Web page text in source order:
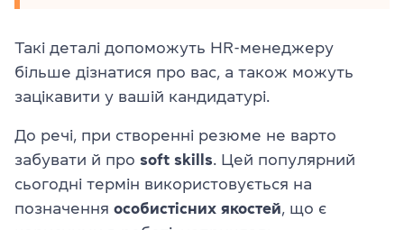
Такі деталі допоможуть HR-менеджеру
більше дізнатися про вас, а також можуть
зацікавити у вашій кандидатурі.
До речі, при створенні резюме не варто
забувати й про soft skills . Цей популярний
сьогодні термін використовується на
позначення особистісних якостей , що є